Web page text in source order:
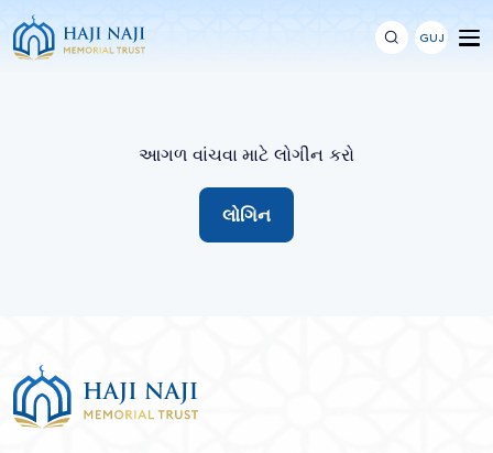
GUJ
આગળ વાંચવા માટે લોગીન કરો
લોગિન